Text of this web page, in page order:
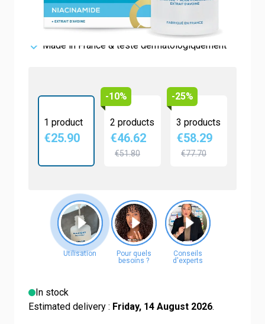
Hydratation & éclat
Effet tenseur immédiat
Made in France & testé dermatologiquement
1 product
€25.90
-10%
2 products
€46.62
€51.80
-25%
3 products
€58.29
€77.70
In stock
Estimated delivery : Friday, 14 August 2026.